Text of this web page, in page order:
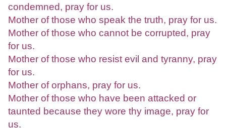
condemned, pray for us.
Mother of those who speak the truth, pray for us.
Mother of those who cannot be corrupted, pray
for us.
Mother of those who resist evil and tyranny, pray
for us.
Mother of orphans, pray for us.
Mother of those who have been attacked or
taunted because they wore thy image, pray for
us.